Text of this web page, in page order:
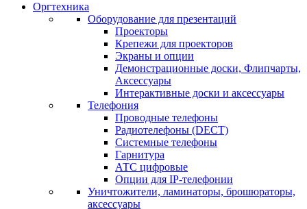
Оргтехника
Оборудование для презентаций
Проекторы
Крепежи для проекторов
Экраны и опции
Демонстрационные доски, Флипчарты,
Аксессуары
Интерактивные доски и аксессуары
Телефония
Проводные телефоны
Радиотелефоны (DECT)
Системные телефоны
Гарнитура
АТС цифровые
Опции для IP-телефонии
Уничтожители, ламинаторы, брошюраторы,
аксессуары